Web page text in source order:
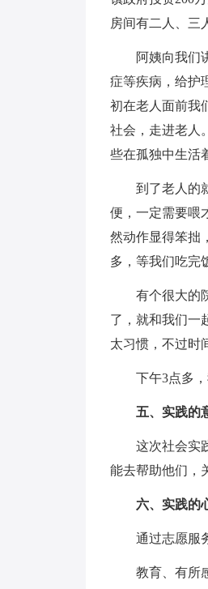
房间有二人、三
阿姨向我们讲
症等疾病，给护
初在老人面前我
社会，走进老人
些在孤独中生活
到了老人的就
便，一定需要喂
然动作显得笨拙
多，等我们吃完
有个很大的院
了，就和我们一
太习惯，不过时
下午3点多，
五、实践的
这次社会实践
能去帮助他们，
六、实践的
通过志愿服务
教育、有所感